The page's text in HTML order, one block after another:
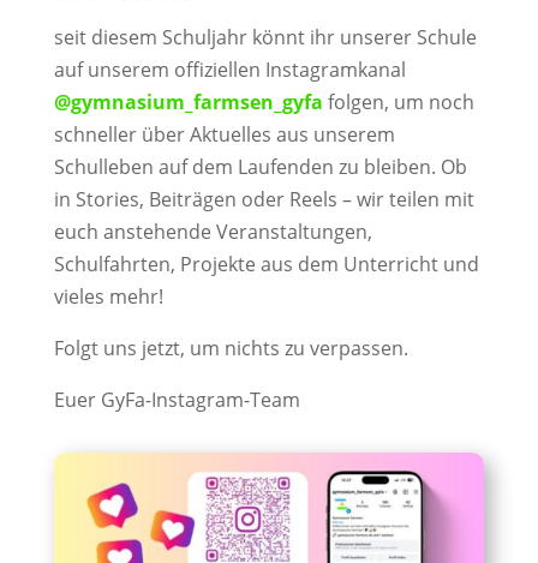
seit diesem Schuljahr könnt ihr unserer Schule
auf unserem offiziellen Instagramkanal
@gymnasium_farmsen_gyfa folgen, um noch
schneller über Aktuelles aus unserem
Schulleben auf dem Laufenden zu bleiben. Ob
in Stories, Beiträgen oder Reels – wir teilen mit
euch anstehende Veranstaltungen,
Schulfahrten, Projekte aus dem Unterricht und
vieles mehr!
Folgt uns jetzt, um nichts zu verpassen.
Euer GyFa-Instagram-Team